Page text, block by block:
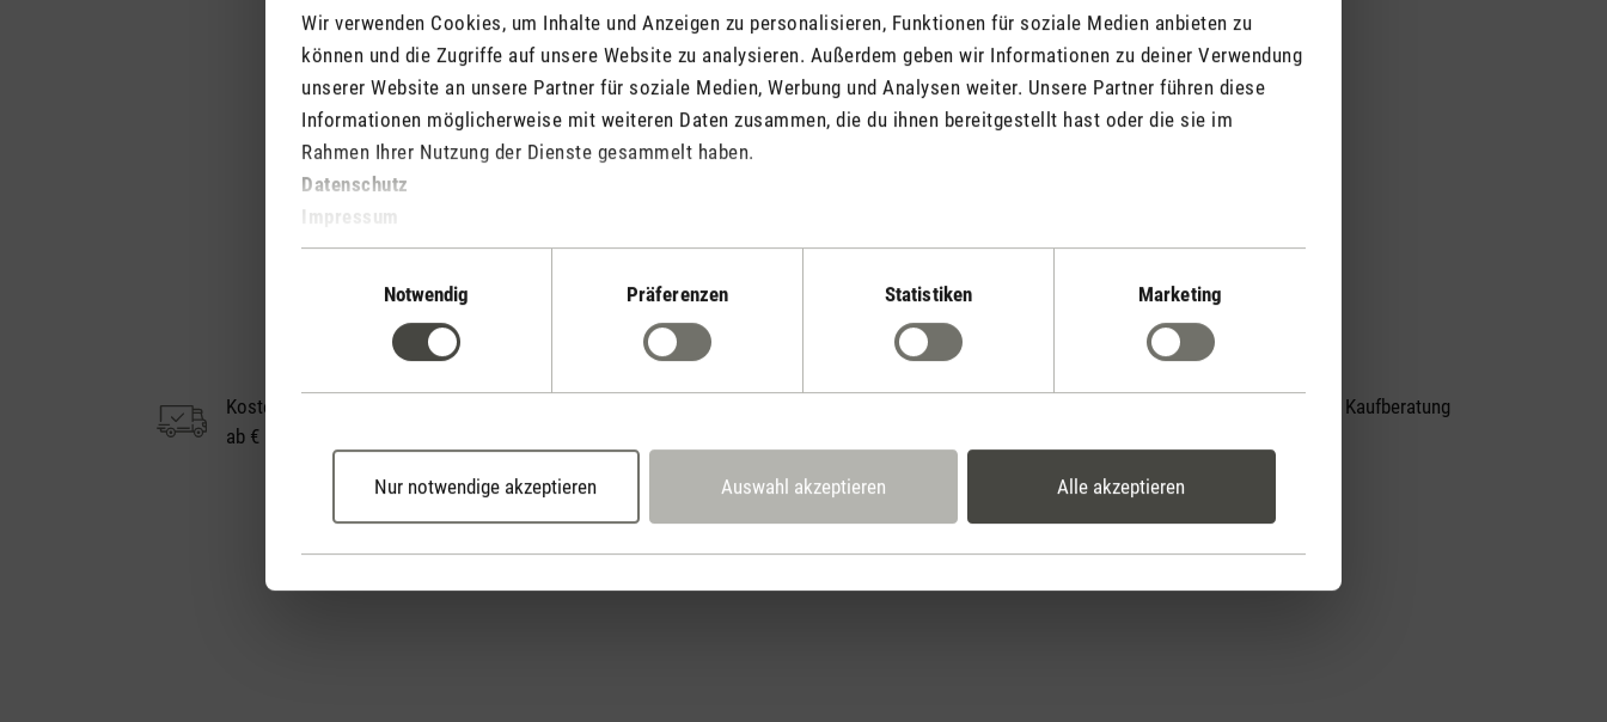
Wir verwenden Cookies, um Inhalte und Anzeigen zu personalisieren, Funktionen für soziale Medien anbieten zu
können und die Zugriffe auf unsere Website zu analysieren. Außerdem geben wir Informationen zu deiner Verwendung
unserer Website an unsere Partner für soziale Medien, Werbung und Analysen weiter. Unsere Partner führen diese
Informationen möglicherweise mit weiteren Daten zusammen, die du ihnen bereitgestellt hast oder die sie im
Rahmen Ihrer Nutzung der Dienste gesammelt haben.
Datenschutz
Impressum
Notwendig
Präferenzen Statistiken Marketing
Nur notwendige akzeptieren Auswahl akzeptieren Alle akzeptieren
Jetzt Produkt bewerten
Kostenloser Versand
ab € 50
Persönliche Kaufberatung